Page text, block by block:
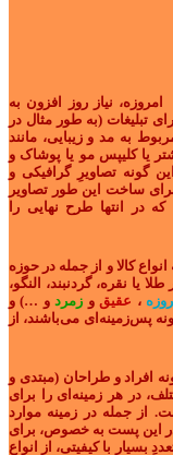
امروزه، نیاز روز افزون به
تبلیغات (به طور مثال در
به مد و زیبایی، مانند
یا کلیپس مو یا پوشاک و
گونه تصاویرِ گرافیکی و
ساخت این طور تصاویر
در انتها طرح نهایی را
کالا و از جمله در حوزه
یا نقره، گردنبند، النگو،
، عقیقو زمردو …) و
پس‌زمینه‌ای می‌باشند، از
افراد و طراحان (مبتدی و
در هر زمینه‌ای را برای
از جمله در زمینه موارد
در این پست به خصوص، برای
با کیفیتی، از انواع